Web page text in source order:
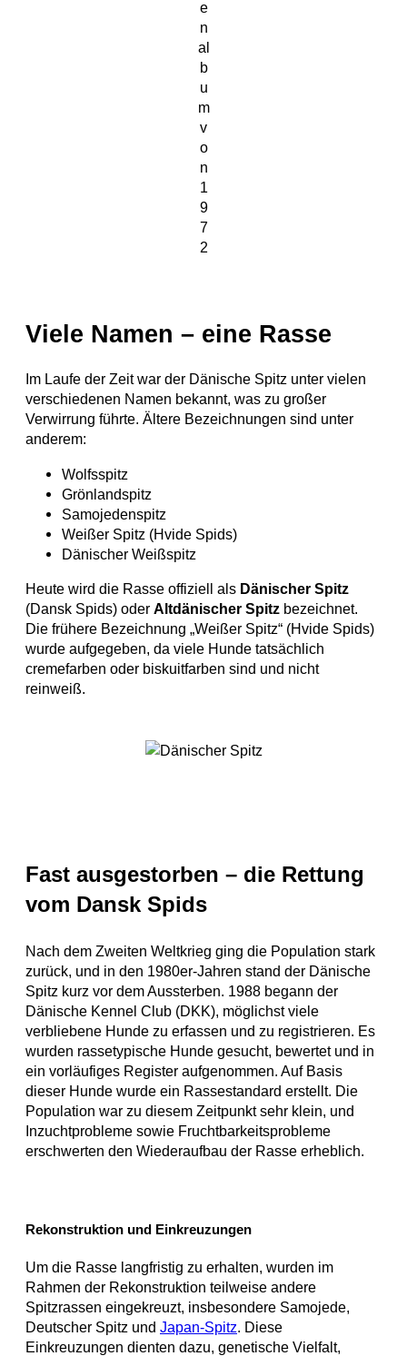
e
n
al
b
u
m
v
o
n
1
9
7
2
Viele Namen – eine Rasse
Im Laufe der Zeit war der Dänische Spitz unter vielen
verschiedenen Namen bekannt, was zu großer
Verwirrung führte. Ältere Bezeichnungen sind unter
anderem:
Wolfsspitz
Grönlandspitz
Samojedenspitz
Weißer Spitz (Hvide Spids)
Dänischer Weißspitz
Heute wird die Rasse offiziell als Dänischer Spitz
(Dansk Spids) oder Altdänischer Spitz bezeichnet.
Die frühere Bezeichnung „Weißer Spitz“ (Hvide Spids)
wurde aufgegeben, da viele Hunde tatsächlich
cremefarben oder biskuitfarben sind und nicht
reinweiß.
Fast ausgestorben – die Rettung
vom Dansk Spids
Nach dem Zweiten Weltkrieg ging die Population stark
zurück, und in den 1980er-Jahren stand der Dänische
Spitz kurz vor dem Aussterben. 1988 begann der
Dänische Kennel Club (DKK), möglichst viele
verbliebene Hunde zu erfassen und zu registrieren. Es
wurden rassetypische Hunde gesucht, bewertet und in
ein vorläufiges Register aufgenommen. Auf Basis
dieser Hunde wurde ein Rassestandard erstellt. Die
Population war zu diesem Zeitpunkt sehr klein, und
Inzuchtprobleme sowie Fruchtbarkeitsprobleme
erschwerten den Wiederaufbau der Rasse erheblich.
Rekonstruktion und Einkreuzungen
Um die Rasse langfristig zu erhalten, wurden im
Rahmen der Rekonstruktion teilweise andere
Spitzrassen eingekreuzt, insbesondere Samojede,
Deutscher Spitz und Japan-Spitz. Diese
Einkreuzungen dienten dazu, genetische Vielfalt,